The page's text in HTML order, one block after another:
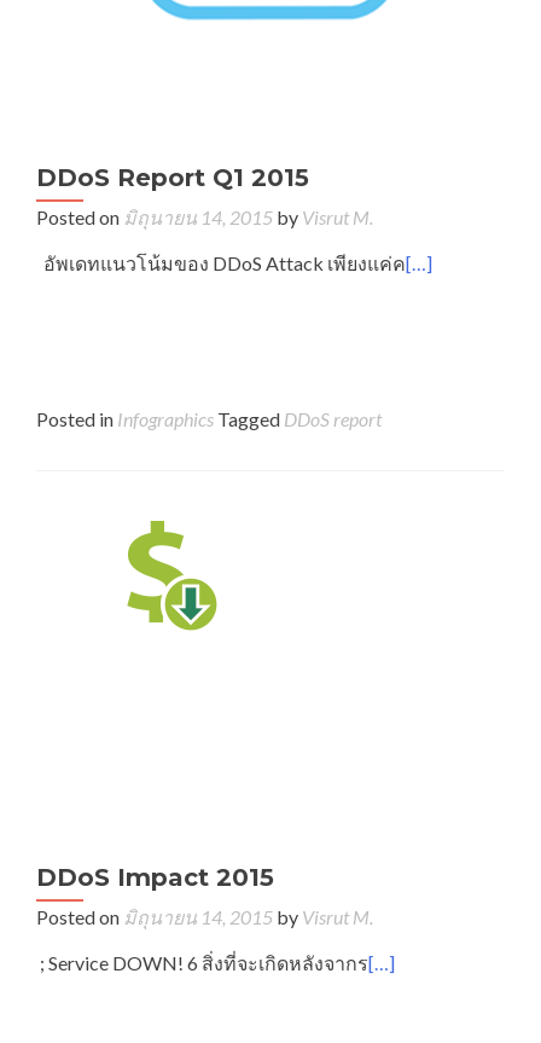
DDoS Report Q1 2015
Posted on มิถุนายน 14, 2015 by Visrut M.
อัพเดทแนวโน้มของ DDoS Attack เพียงแค่ค[…]
Posted in Infographics Tagged DDoS report
DDoS Impact 2015
Posted on มิถุนายน 14, 2015 by Visrut M.
; Service DOWN! 6 สิ่งที่จะเกิดหลังจากร[…]